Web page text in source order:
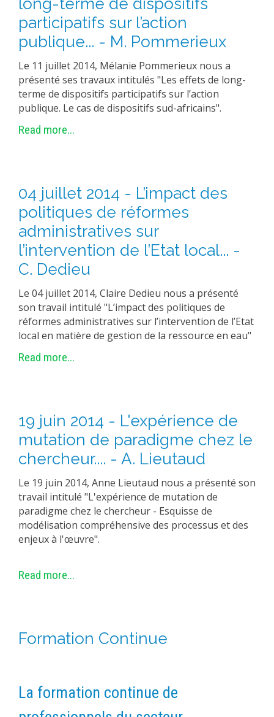
participatifs sur l’action
publique... - M. Pommerieux
Le 11 juillet 2014, Mélanie Pommerieux nous a
présenté ses travaux intitulés "Les effets de long-
terme de dispositifs participatifs sur l’action
publique. Le cas de dispositifs sud-africains".
Read more...
04 juillet 2014 - L’impact des
politiques de réformes
administratives sur
l’intervention de l’Etat local... -
C. Dedieu
Le 04 juillet 2014, Claire Dedieu nous a présenté
son travail intitulé "L’impact des politiques de
réformes administratives sur l’intervention de l’Etat
local en matière de gestion de la ressource en eau"
Read more...
19 juin 2014 - L'expérience de
mutation de paradigme chez le
chercheur.... - A. Lieutaud
Le 19 juin 2014, Anne Lieutaud nous a présenté son
travail intitulé "L'expérience de mutation de
paradigme chez le chercheur - Esquisse de
modélisation compréhensive des processus et des
enjeux à l'œuvre".
Read more...
Formation Continue
La formation continue de